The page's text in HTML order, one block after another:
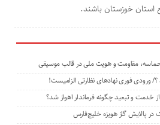
خوزستان باشند.
مقاومت و هویت ملی در قالب موسیقی
ورودی فوری نهادهای نظارتی الزامیست!
خدمت و تبعید چگونه فرماندار اهواز شد؟
در پالایش گاز هویزه خلیج‌فارس